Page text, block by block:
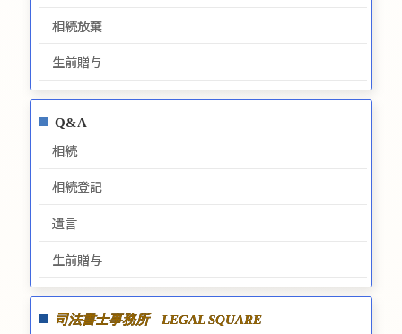
相続放棄
生前贈与
Q&A
相続
相続登記
遺言
生前贈与
司法書士事務所 LEGAL SQUARE